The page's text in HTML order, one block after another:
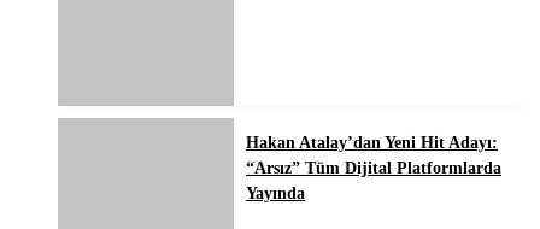
Hakan Atalay’dan Yeni Hit Adayı:
“Arsız” Tüm Dijital Platformlarda
Yayında